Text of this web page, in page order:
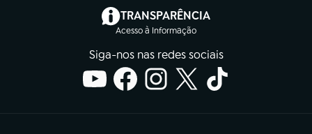
TRANSPARÊNCIA
Acesso à Informação
(abre em nova aba)
Siga-nos nas redes sociais